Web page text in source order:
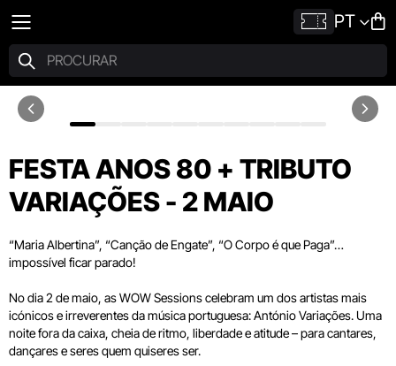
PT
FESTA ANOS 80 + TRIBUTO
VARIAÇÕES - 2 MAIO
“Maria Albertina”, “Canção de Engate”, “O Corpo é que Paga”…
impossível ficar parado!
No dia 2 de maio, as WOW Sessions celebram um dos artistas mais
icónicos e irreverentes da música portuguesa: António Variações. Uma
noite fora da caixa, cheia de ritmo, liberdade e atitude – para cantares,
dançares e seres quem quiseres ser.